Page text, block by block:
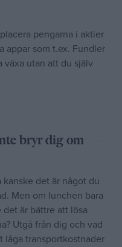
pengarna i aktier
appar som t.ex. Fundler
växa utan att du själv
bryr dig om
det är något du
Men om lunchen bara
det är bättre att lösa
Utgå från dig och vad
låga transportkostnader